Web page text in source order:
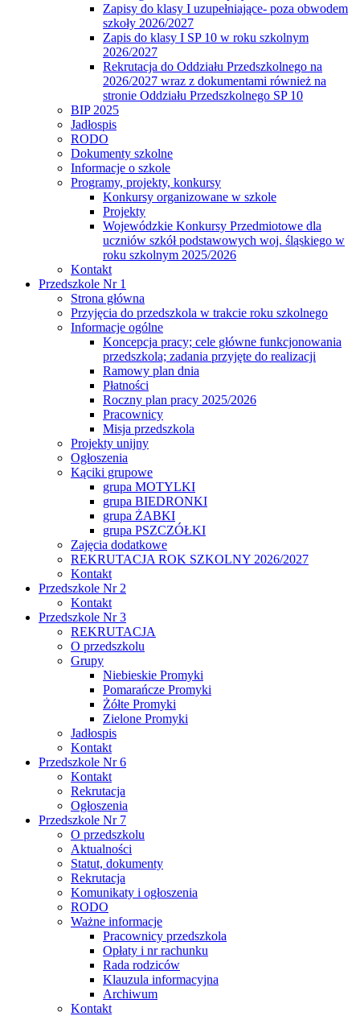
Zapisy do klasy I uzupełniające- poza obwodem
szkoły 2026/2027
Zapis do klasy I SP 10 w roku szkolnym
2026/2027
Rekrutacja do Oddziału Przedszkolnego na
2026/2027 wraz z dokumentami również na
stronie Oddziału Przedszkolnego SP 10
BIP 2025
Jadłospis
RODO
Dokumenty szkolne
Informacje o szkole
Programy, projekty, konkursy
Konkursy organizowane w szkole
Projekty
Wojewódzkie Konkursy Przedmiotowe dla
uczniów szkół podstawowych woj. śląskiego w
roku szkolnym 2025/2026
Kontakt
Przedszkole Nr 1
Strona główna
Przyjęcia do przedszkola w trakcie roku szkolnego
Informacje ogólne
Koncepcja pracy; cele główne funkcjonowania
przedszkola; zadania przyjęte do realizacji
Ramowy plan dnia
Płatności
Roczny plan pracy 2025/2026
Pracownicy
Misja przedszkola
Projekty unijny
Ogłoszenia
Kąciki grupowe
grupa MOTYLKI
grupa BIEDRONKI
grupa ŻABKI
grupa PSZCZÓŁKI
Zajęcia dodatkowe
REKRUTACJA ROK SZKOLNY 2026/2027
Kontakt
Przedszkole Nr 2
Kontakt
Przedszkole Nr 3
REKRUTACJA
O przedszkolu
Grupy
Niebieskie Promyki
Pomarańcze Promyki
Żółte Promyki
Zielone Promyki
Jadłospis
Kontakt
Przedszkole Nr 6
Kontakt
Rekrutacja
Ogłoszenia
Przedszkole Nr 7
O przedszkolu
Aktualności
Statut, dokumenty
Rekrutacja
Komunikaty i ogłoszenia
RODO
Ważne informacje
Pracownicy przedszkola
Opłaty i nr rachunku
Rada rodziców
Klauzula informacyjna
Archiwum
Kontakt